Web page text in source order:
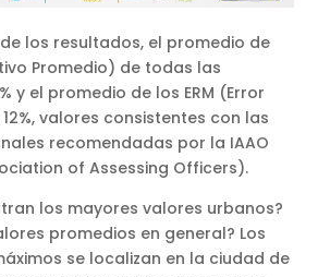
los resultados, el promedio de
Promedio) de todas las
y el promedio de los ERM (Error
valores consistentes con las
recomendadas por la IAAO
of Assessing Officers).
los mayores valores urbanos?
promedios en general? Los
se localizan en la ciudad de